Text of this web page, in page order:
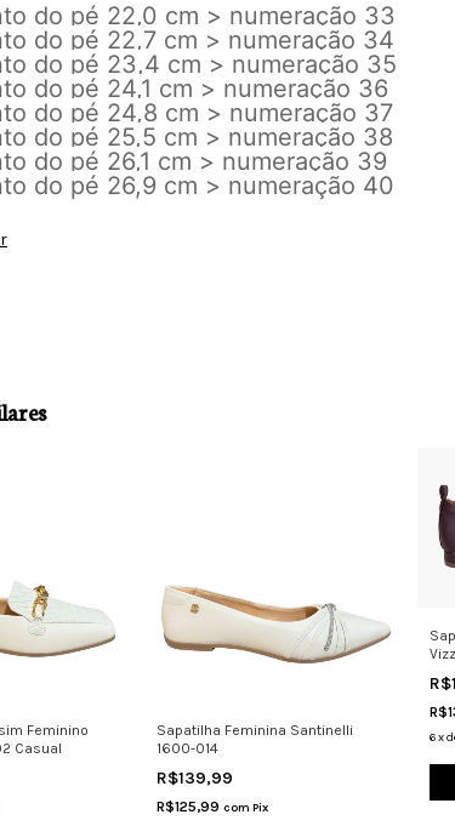
do pé 22,0 cm > numeração 33
do pé 22,7 cm > numeração 34
do pé 23,4 cm > numeração 35
do pé 24,1 cm > numeração 36
do pé 24,8 cm > numeração 37
do pé 25,5 cm > numeração 38
do pé 26,1 cm > numeração 39
do pé 26,9 cm > numeração 40
Feminino
Casual
Sapatilha Feminina Santinelli
1600-014
R$139,99
R$125,99 com Pix
6x